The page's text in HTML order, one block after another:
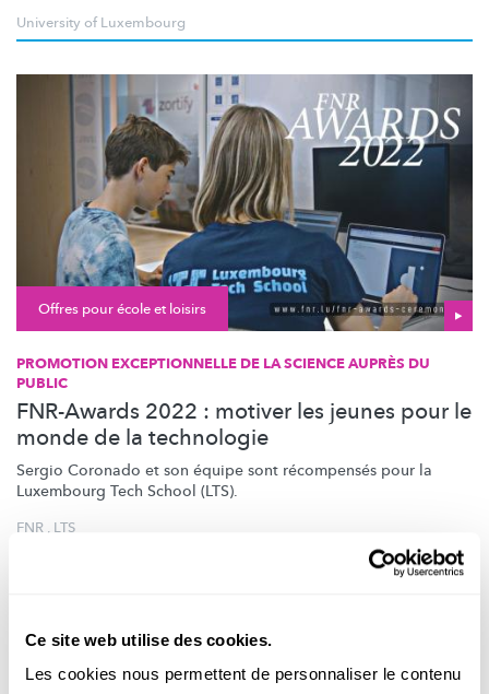
Ce site web utilise des cookies.
Les cookies nous permettent de personnaliser le contenu
University of Luxembourg
Offres pour école et loisirs
PROMOTION EXCEPTIONNELLE DE LA SCIENCE AUPRÈS DU
PUBLIC
FNR-Awards 2022 : motiver les jeunes pour le
monde de la technologie
Sergio Coronado et son équipe sont récompensés pour la
Luxembourg Tech School (LTS).
FNR , LTS